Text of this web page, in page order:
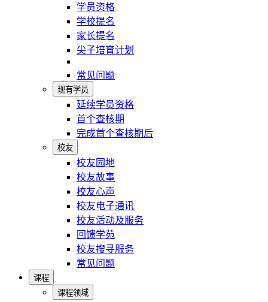
学员资格
学校提名
家长提名
尖子培育计划
常见问题
现有学员
延续学员资格
首个查核期
完成首个查核期后
校友
校友园地
校友故事
校友心声
校友电子通讯
校友活动及服务
回馈学苑
校友搜寻服务
常见问题
课程
课程领域